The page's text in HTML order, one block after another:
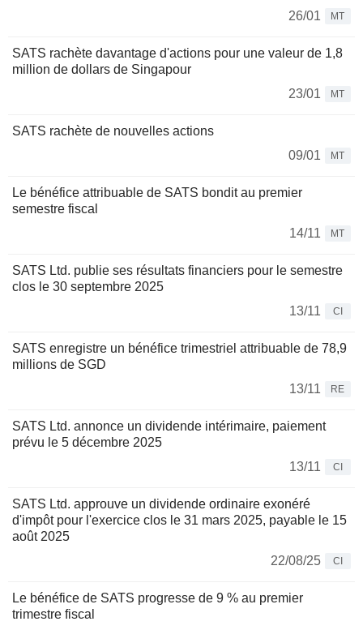
26/01
MT
SATS rachète davantage d'actions pour une valeur de 1,8
million de dollars de Singapour
23/01
MT
SATS rachète de nouvelles actions
09/01
MT
Le bénéfice attribuable de SATS bondit au premier
semestre fiscal
14/11
MT
SATS Ltd. publie ses résultats financiers pour le semestre
clos le 30 septembre 2025
13/11
CI
SATS enregistre un bénéfice trimestriel attribuable de 78,9
millions de SGD
13/11
RE
SATS Ltd. annonce un dividende intérimaire, paiement
prévu le 5 décembre 2025
13/11
CI
SATS Ltd. approuve un dividende ordinaire exonéré
d'impôt pour l'exercice clos le 31 mars 2025, payable le 15
août 2025
22/08/25
CI
Le bénéfice de SATS progresse de 9 % au premier
trimestre fiscal